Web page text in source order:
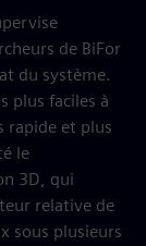
de BiFor
du système.
plus faciles à
rapide et plus
le
3D, qui
relative de
sous plusieurs